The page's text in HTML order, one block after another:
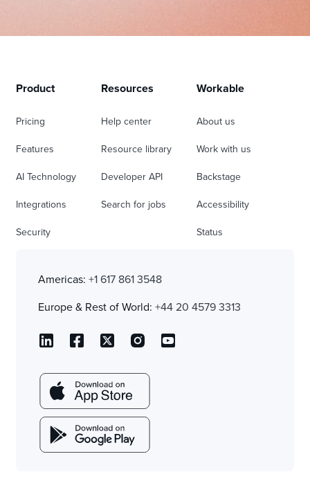
Product
Pricing
Features
AI Technology
Integrations
Security
Resources
Help center
Resource library
Developer API
Search for jobs
Workable
About us
Work with us
Backstage
Accessibility
Status
Americas: +1 617 861 3548
Europe & Rest of World: +44 20 4579 3313